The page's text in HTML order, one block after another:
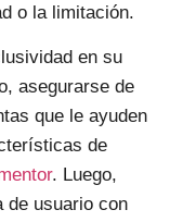
o la limitación.
en su
asegurarse de
que le ayuden
de
. Luego,
de usuario con